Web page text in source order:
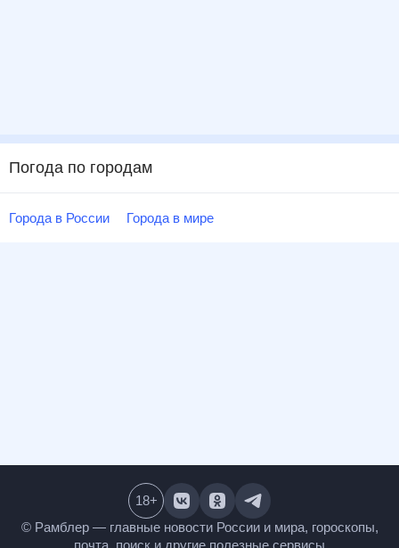
Погода по городам
Города в России Города в мире
© Рамблер — главные новости России и мира,
18+